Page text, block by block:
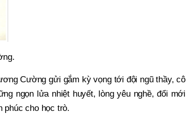
Cường gửi gắm kỳ vọng tới đội ngũ thầy, cô
ngọn lửa nhiệt huyết, lòng yêu nghề, đổi mới
phúc cho học trò.